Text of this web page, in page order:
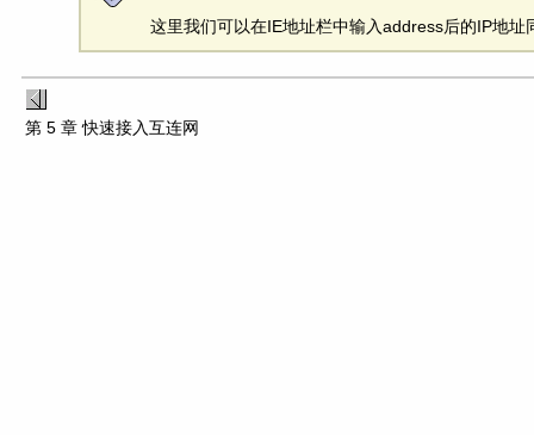
这里我们可以在IE地址栏中输入address后的IP地址
第 5 章 快速接入互连网